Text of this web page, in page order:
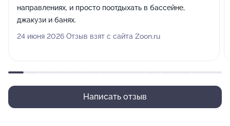
направлениях, и просто поотдыхать в бассейне,
джакузи и банях.
24 июня 2026 Отзыв взят с сайта Zoon.ru
Написать отзыв